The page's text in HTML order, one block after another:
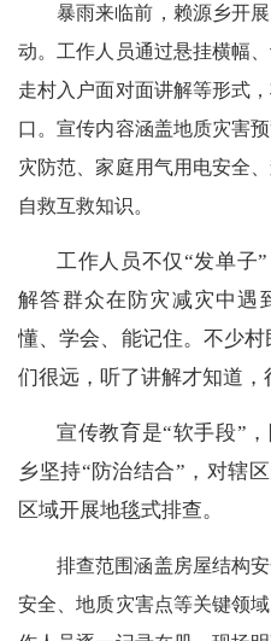
暴雨来临前，赖源乡开
动。工作人员通过悬挂横幅
走村入户面对面讲解等形式
口。宣传内容涵盖地质灾害
灾防范、家庭用气用电安全
自救互救知识。
工作人员不仅“发单子
解答群众在防灾减灾中遇
懂、学会、能记住。不少
们很远，听了讲解才知道，
宣传教育是“软手段”
乡坚持“防治结合”，对辖
区域开展地毯式排查。
排查范围涵盖房屋结构
安全、地质灾害点等关键领